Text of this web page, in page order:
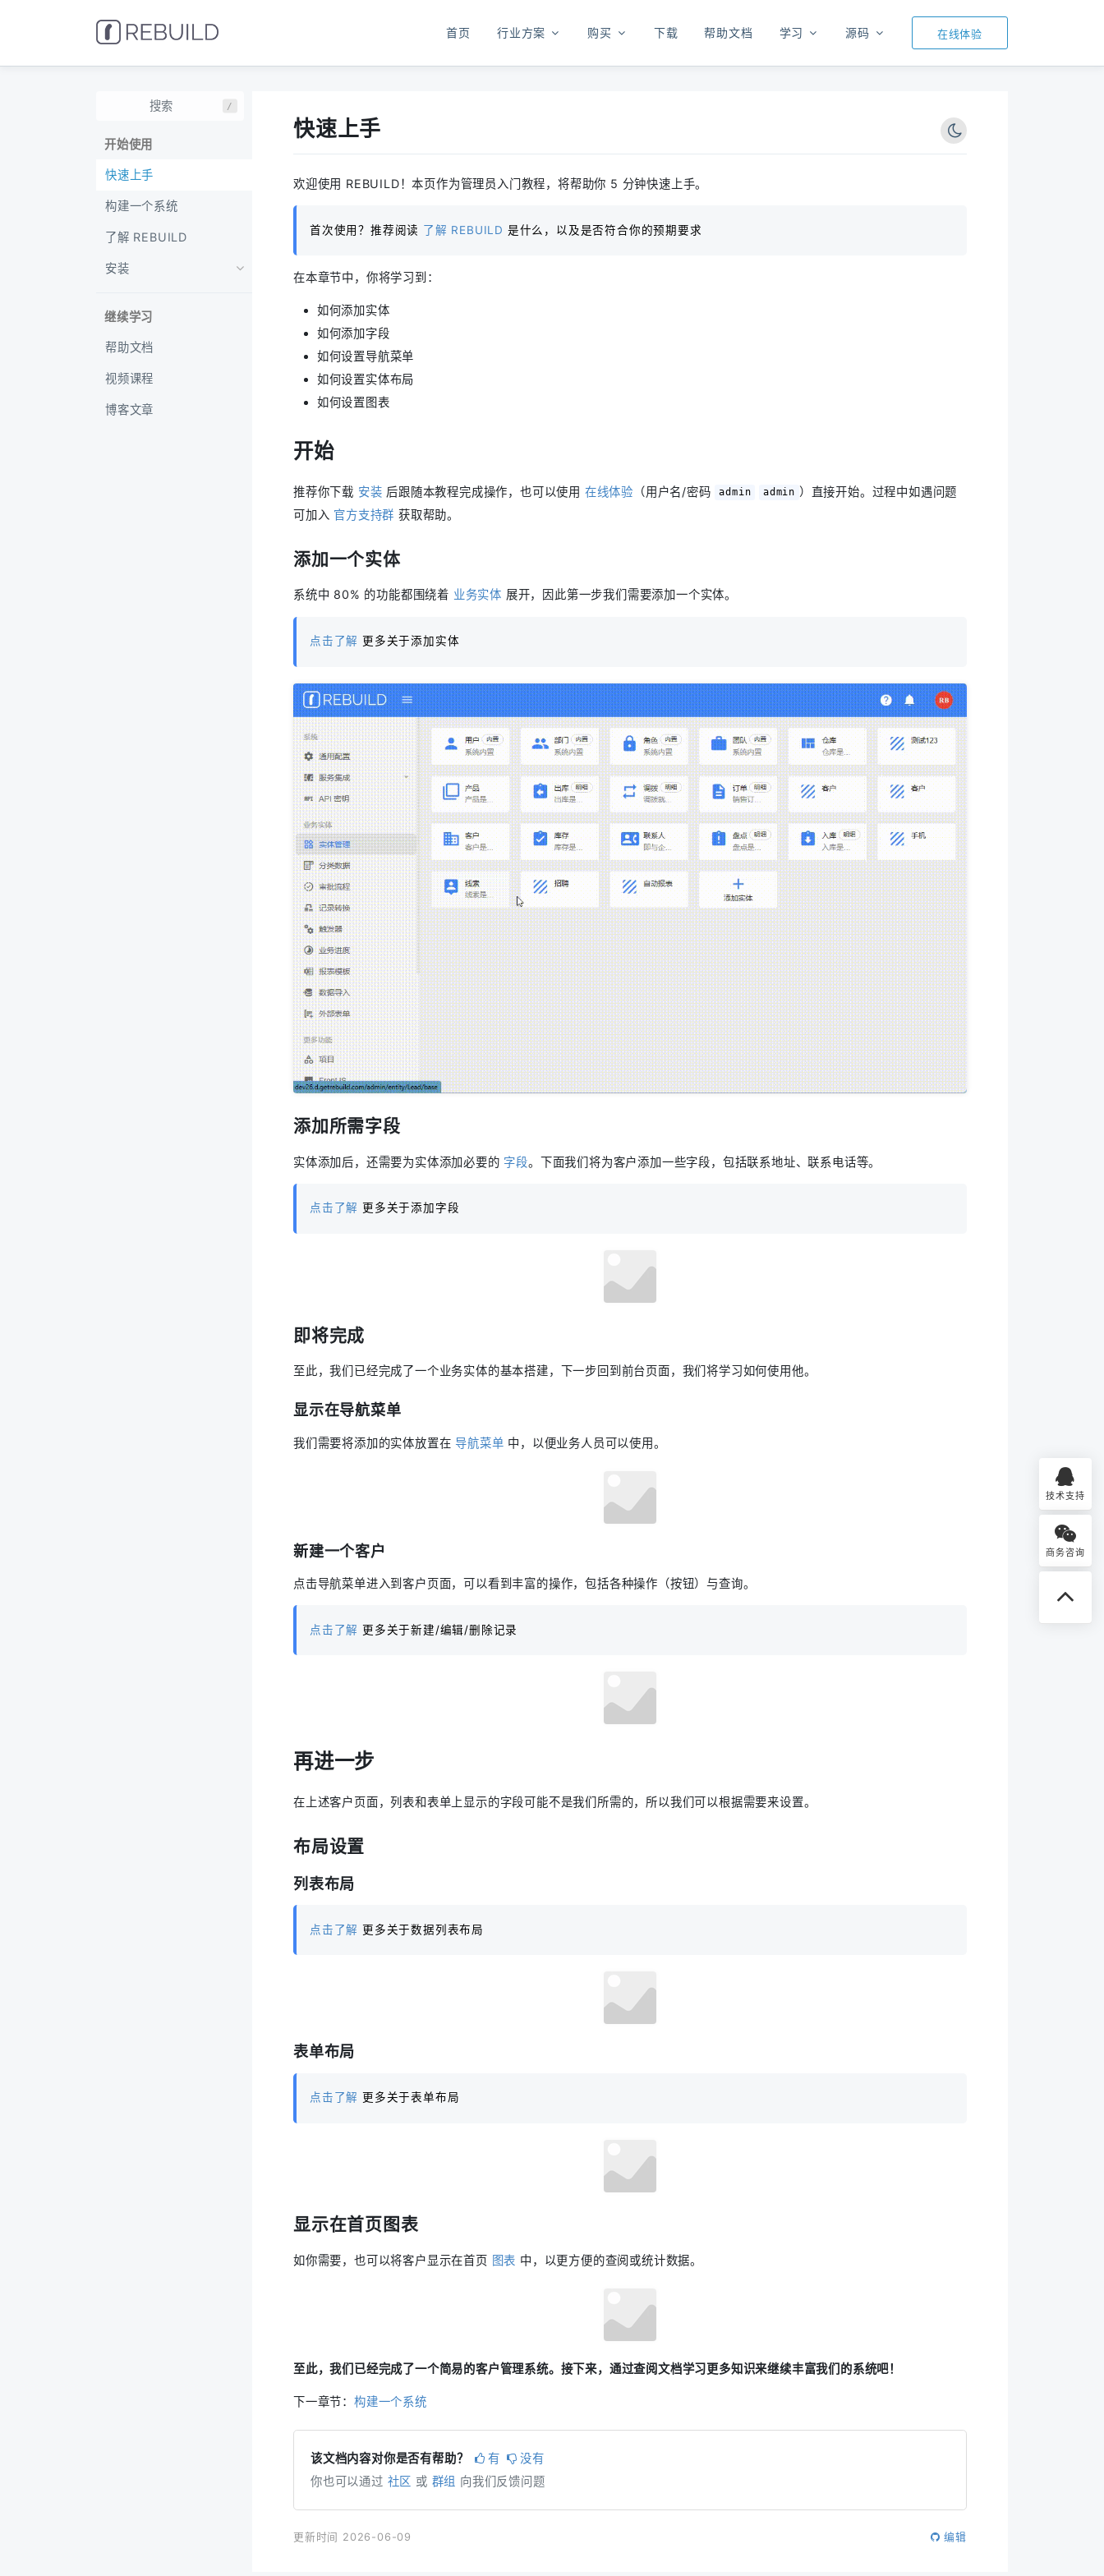
首页 行业方案 购买 下载 帮助文档 学习 源码 在线体验
/
开始使用
快速上手
构建一个系统
了解 REBUILD
安装
继续学习
帮助文档
视频课程
博客文章
快速上手
欢迎使用 REBUILD！本页作为管理员入门教程，将帮助你 5 分钟快速上手。
首次使用？推荐阅读 了解 REBUILD 是什么，以及是否符合你的预期要求
在本章节中，你将学习到：
如何添加实体
如何添加字段
如何设置导航菜单
如何设置实体布局
如何设置图表
开始
推荐你下载 安装 后跟随本教程完成操作，也可以使用 在线体验 （用户名/密码 admin admin ）直接开始。过程中如遇问题
可加入 官方支持群 获取帮助。
添加一个实体
系统中 80% 的功能都围绕着 业务实体 展开，因此第一步我们需要添加一个实体。
点击了解 更多关于添加实体
添加所需字段
实体添加后，还需要为实体添加必要的 字段。下面我们将为客户添加一些字段，包括联系地址、联系电话等。
点击了解 更多关于添加字段
即将完成
至此，我们已经完成了一个业务实体的基本搭建，下一步回到前台页面，我们将学习如何使用他。
显示在导航菜单
我们需要将添加的实体放置在 导航菜单 中，以便业务人员可以使用。
新建一个客户
点击导航菜单进入到客户页面，可以看到丰富的操作，包括各种操作（按钮）与查询。
点击了解 更多关于新建/编辑/删除记录
再进一步
在上述客户页面，列表和表单上显示的字段可能不是我们所需的，所以我们可以根据需要来设置。
布局设置
列表布局
点击了解 更多关于数据列表布局
表单布局
点击了解 更多关于表单布局
显示在首页图表
如你需要，也可以将客户显示在首页 图表 中，以更方便的查阅或统计数据。
至此，我们已经完成了一个简易的客户管理系统。接下来，通过查阅文档学习更多知识来继续丰富我们的系统吧！
下一章节： 构建一个系统
该文档内容对你是否有帮助？ 有
没有
你也可以通过 社区 或 群组 向我们反馈问题
更新时间 2026-06-09 编辑
技术支持
商务咨询